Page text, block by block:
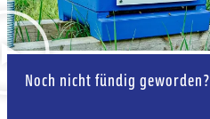
Noch nicht fündig geworden?